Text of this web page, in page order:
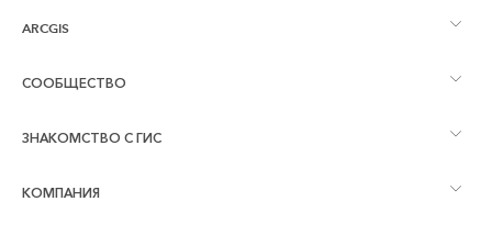
ARCGIS
Обзор ArcGIS
СООБЩЕСТВО
Сообщества и форумы
ЗНАКОМСТВО С ГИС
Что такое ГИС?
КОМПАНИЯ